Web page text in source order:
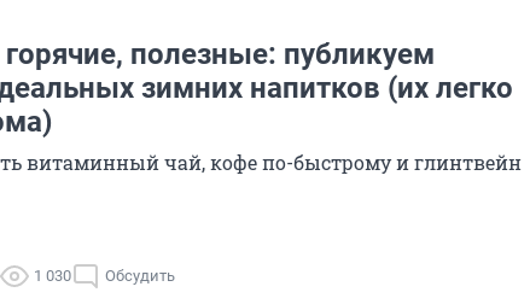
полезные: публикуем
зимних напитков (их легко
витаминный чай, кофе по-быстрому и глинтвейн
1 030 Обсудить